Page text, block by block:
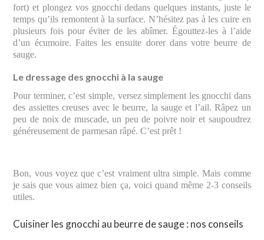
fort) et plongez vos gnocchi dedans quelques instants, juste le
temps qu’ils remontent à la surface. N’hésitez pas à les cuire en
plusieurs fois pour éviter de les abîmer. Égouttez-les à l’aide
d’un écumoire. Faites les ensuite dorer dans votre beurre de
sauge.
Le dressage des gnocchi à la sauge
Pour terminer, c’est simple, versez simplement les gnocchi dans
des assiettes creuses avec le beurre, la sauge et l’ail. Râpez un
peu de noix de muscade, un peu de poivre noir et saupoudrez
généreusement de parmesan râpé. C’est prêt !
Bon, vous voyez que c’est vraiment ultra simple. Mais comme
je sais que vous aimez bien ça, voici quand même 2-3 conseils
utiles.
Cuisiner les gnocchi au beurre de sauge : nos conseils